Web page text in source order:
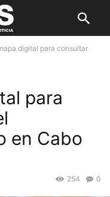
digital para consultar
para
en Cabo
0
254